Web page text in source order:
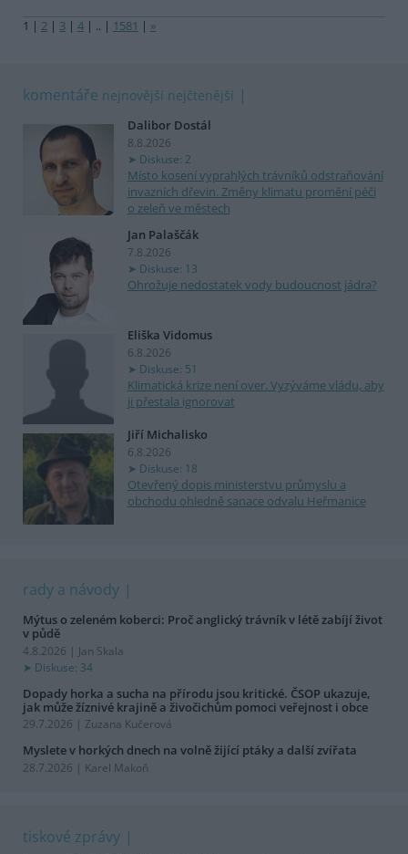
1 | 2 | 3 | 4 | .. | 1581 | »
komentáře nejnovější nejčtenější
Dalibor Dostál
8.8.2026
Diskuse: 2
Místo kosení vyprahlých trávníků odstraňování
invazních dřevin. Změny klimatu promění péči
o zeleň ve městech
Jan Palaščák
7.8.2026
Diskuse: 13
Ohrožuje nedostatek vody budoucnost jádra?
Eliška Vidomus
6.8.2026
Diskuse: 51
Klimatická krize není over. Vyzýváme vládu, aby
ji přestala ignorovat
Jiří Michalisko
6.8.2026
Diskuse: 18
Otevřený dopis ministerstvu průmyslu a
obchodu ohledně sanace odvalu Heřmanice
rady a návody
Mýtus o zeleném koberci: Proč anglický trávník v létě zabíjí život
v půdě
4.8.2026 | Jan Skala
Diskuse: 34
Dopady horka a sucha na přírodu jsou kritické. ČSOP ukazuje,
jak může žíznivé krajině a živočichům pomoci veřejnost i obce
29.7.2026 | Zuzana Kučerová
Myslete v horkých dnech na volně žijící ptáky a další zvířata
28.7.2026 | Karel Makoň
tiskové zprávy